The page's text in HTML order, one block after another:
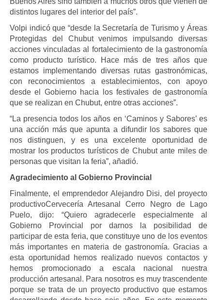
distintos lugares del interior del país”.
Volpi indicó que “desde la Secretaría de Turismo y Áreas
Protegidas del Chubut venimos impulsando diversas
acciones vinculadas al fortalecimiento de la gastronomía
como producto turístico. Hace más de tres años que
estamos implementando diversas rutas gastronómicas,
con reconocimientos a establecimientos, con apoyo
desde el Gobierno hacia los festivales de gastronomía
que se realizan en Chubut, entre otras acciones”.
“La presencia todos los años en ‘Caminos y Sabores’ es
una acción más que apunta a difundir los sabores que
nos distinguen, y es una excelente oportunidad de
mostrar los productos turísticos de Chubut ante miles de
personas que visitan la feria”, añadió.
Agradecimiento al Gobierno Provincial
Finalmente, el emprendedor Alejandro Disi, del proyecto
productivoCervecería Artesanal Cerro Negro de Lago
Puelo, dijo: “Quiero agradecerle especialmente al
Gobierno Provincial por darnos la posibilidad de
participar de esta feria, que constituye uno de los eventos
más importantes en materia de gastronomía. Gracias a
esta oportunidad hemos realizado nuevos contactos y
hemos promocionado a escala nacional nuestra
producción artesanal. Para nosotros es muy trascendente
porque se trata de un proyecto productivo que estamos